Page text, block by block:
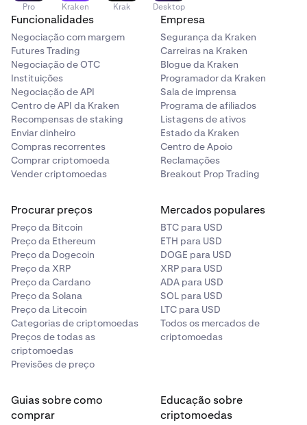
Pro Kraken Krak Desktop
Funcionalidades
Negociação com margem
Futures Trading
Negociação de OTC
Instituições
Negociação de API
Centro de API da Kraken
Recompensas de staking
Enviar dinheiro
Compras recorrentes
Comprar criptomoeda
Vender criptomoedas
Empresa
Segurança da Kraken
Carreiras na Kraken
Blogue da Kraken
Programador da Kraken
Sala de imprensa
Programa de afiliados
Listagens de ativos
Estado da Kraken
Centro de Apoio
Reclamações
Breakout Prop Trading
Procurar preços
Preço da Bitcoin
Preço da Ethereum
Preço da Dogecoin
Preço da XRP
Preço da Cardano
Preço da Solana
Preço da Litecoin
Categorias de criptomoedas
Preços de todas as
criptomoedas
Previsões de preço
Mercados populares
BTC para USD
ETH para USD
DOGE para USD
XRP para USD
ADA para USD
SOL para USD
LTC para USD
Todos os mercados de
criptomoedas
Guias sobre como
comprar
Educação sobre
criptomoedas